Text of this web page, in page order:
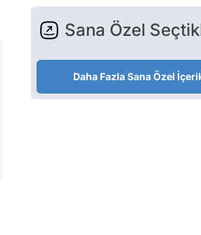
Sana Özel
Daha Fazla Sana Özel